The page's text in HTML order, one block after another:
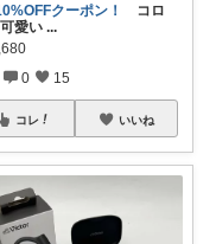
クーポン！
コロ
愛い ...
0 15
コレ いいね